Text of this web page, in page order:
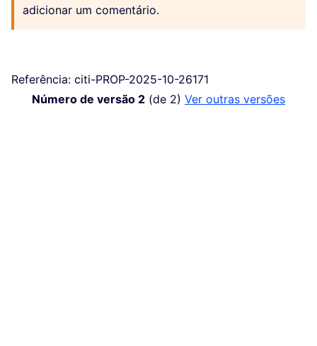
adicionar um comentário.
Referência: citi-PROP-2025-10-26171
Número de versão 2 (de 2) ver outras versões